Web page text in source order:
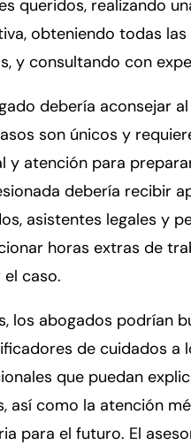
queridos, realizando
obteniendo todas
y consultando con
debería aconsejar
son únicos y
y atención para
debería recibir
asistentes legales y
horas extras de
caso.
los abogados podrían
de cuidados a
que puedan
así como la atención
para el futuro. El
Service 24/7
Service 24/7